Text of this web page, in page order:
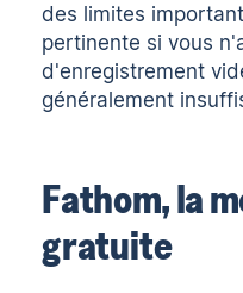
des limites
pertinente si vous
d'enregistrement
généralement
Fathom, la
gratuite